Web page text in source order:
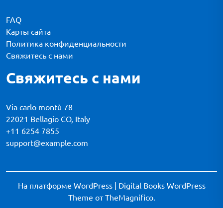
FAQ
Карты сайта
Политика конфиденциальности
Свяжитесь с нами
Свяжитесь с нами
Via carlo montù 78
22021 Bellagio CO, Italy
+11 6254 7855
support@example.com
На платформе WordPress | Digital Books WordPress
Theme от TheMagnifico.